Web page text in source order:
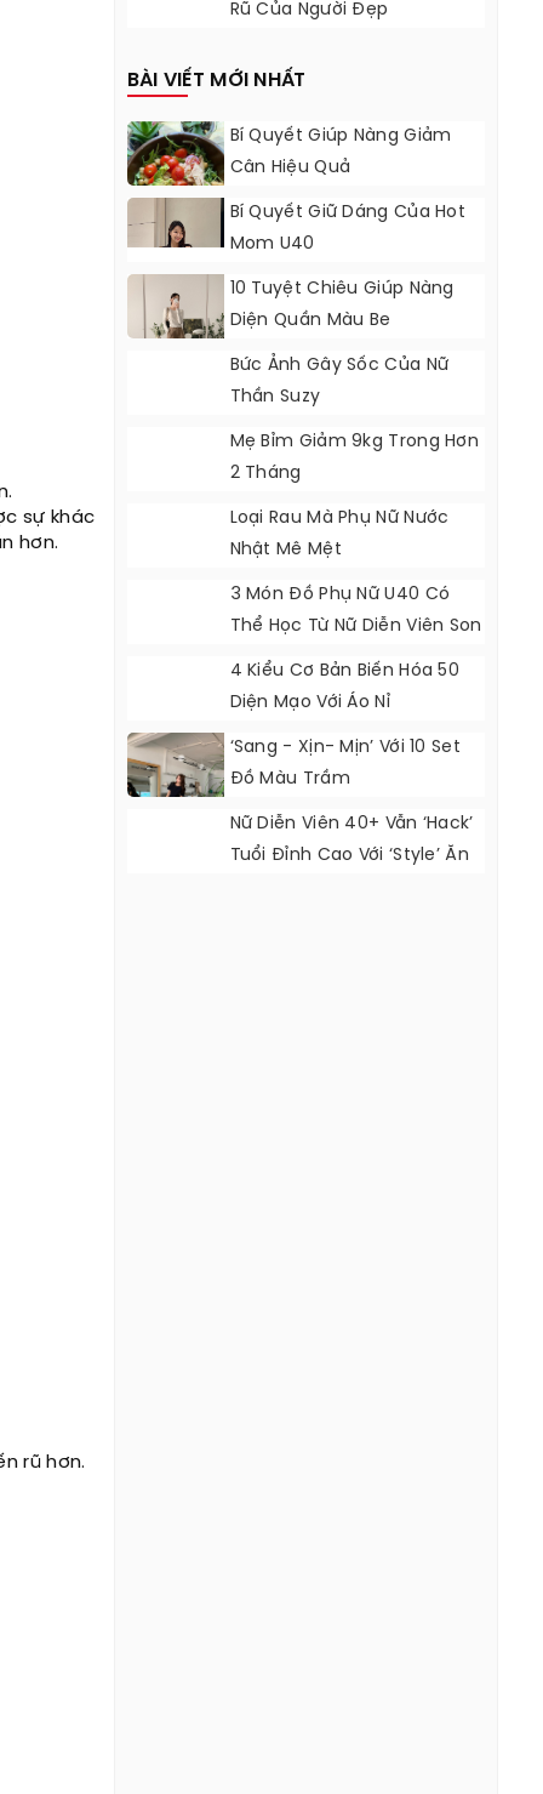
sự khác
hơn.
rũ hơn.
Rũ Của Người Đẹp
BÀI VIẾT MỚI NHẤT
Bí Quyết Giúp Nàng Giảm
Cân Hiệu Quả
Bí Quyết Giữ Dáng Của Hot
Mom U40
10 Tuyệt Chiêu Giúp Nàng
Diện Quần Màu Be
Bức Ảnh Gây Sốc Của Nữ
Thần Suzy
Mẹ Bỉm Giảm 9kg Trong Hơn
2 Tháng
Loại Rau Mà Phụ Nữ Nước
Nhật Mê Mệt
3 Món Đồ Phụ Nữ U40 Có
Thể Học Từ Nữ Diễn Viên Son
Ye Jin
4 Kiểu Cơ Bản Biến Hóa 50
Diện Mạo Với Áo Nỉ
‘Sang - Xịn- Mịn’ Với 10 Set
Đồ Màu Trầm
Nữ Diễn Viên 40+ Vẫn ‘hack’
Tuổi Đỉnh Cao Với ‘style’ Ăn